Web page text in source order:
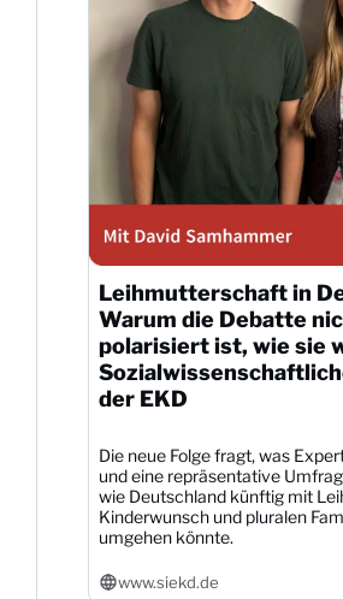
Leihmutterschaft in
Warum die Debatte
polarisiert ist, wie sie
der EKD
Die neue Folge fragt, was
und eine repräsentative
wie Deutschland künftig mit
Kinderwunsch und pluralen
umgehen könnte.
www.siekd.de